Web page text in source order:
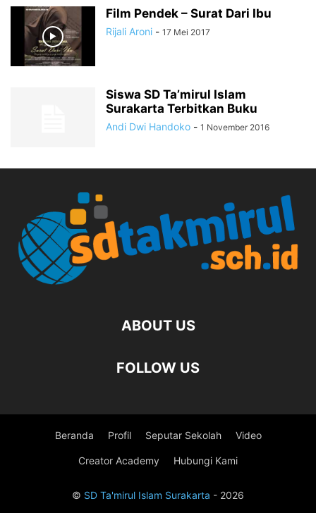
Film Pendek – Surat Dari Ibu
Rijali Aroni - 17 Mei 2017
Siswa SD Ta’mirul Islam
Surakarta Terbitkan Buku
Andi Dwi Handoko - 1 November 2016
ABOUT US
FOLLOW US
Beranda Profil Seputar Sekolah Video
Creator Academy Hubungi Kami
© SD Ta'mirul Islam Surakarta - 2026